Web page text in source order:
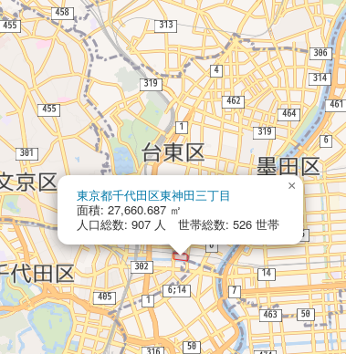
東京都千代田区東神田三丁目
面積: 27,660.687 ㎡
人口総数: 907 人 世帯総数: 526 世帯
×